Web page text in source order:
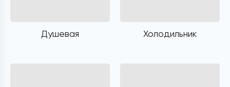
Душевая Холодильник